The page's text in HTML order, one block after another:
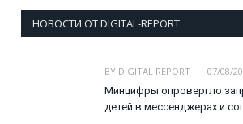
НОВОСТИ ОТ DIGITAL-REPORT
BY DIGITAL REPORT
07/08/
Минцифры опровергло
детей в мессенджерах и